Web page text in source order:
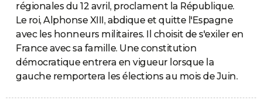
régionales du 12 avril, proclament la République.
Le roi, Alphonse XIII, abdique et quitte l'Espagne
avec les honneurs militaires. Il choisit de s'exiler en
France avec sa famille. Une constitution
démocratique entrera en vigueur lorsque la
gauche remportera les élections au mois de Juin.